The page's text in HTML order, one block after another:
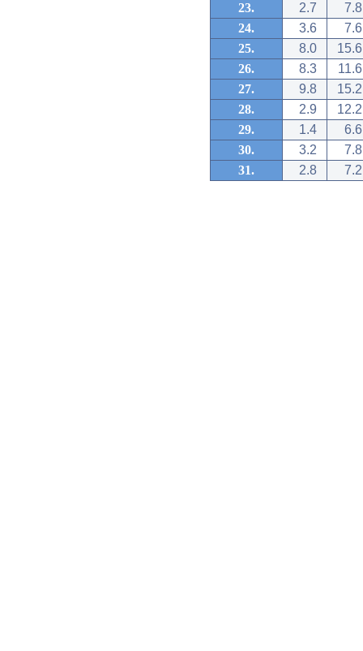
23.
2.7
7.8
24.
3.6
7.6
25.
8.0
15.6
26.
8.3
11.6
27.
9.8
15.2
28.
2.9
12.2
29.
1.4
6.6
30.
3.2
7.8
31.
2.8 7.2